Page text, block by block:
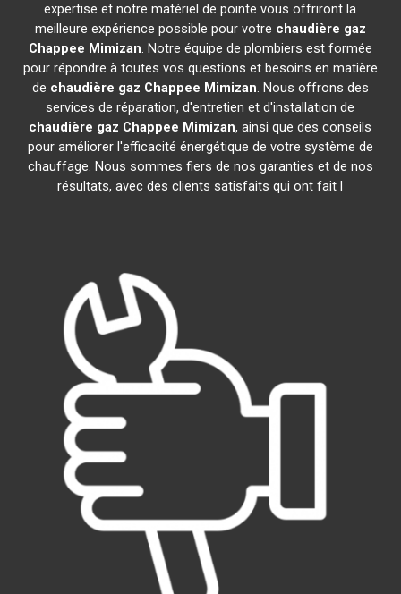
expertise et notre matériel de pointe vous offriront la
meilleure expérience possible pour votre chaudière gaz
Chappee Mimizan. Notre équipe de plombiers est formée
pour répondre à toutes vos questions et besoins en matière
de chaudière gaz Chappee Mimizan. Nous offrons des
services de réparation, d'entretien et d'installation de
chaudière gaz Chappee Mimizan, ainsi que des conseils
pour améliorer l'efficacité énergétique de votre système de
chauffage. Nous sommes fiers de nos garanties et de nos
résultats, avec des clients satisfaits qui ont fait l